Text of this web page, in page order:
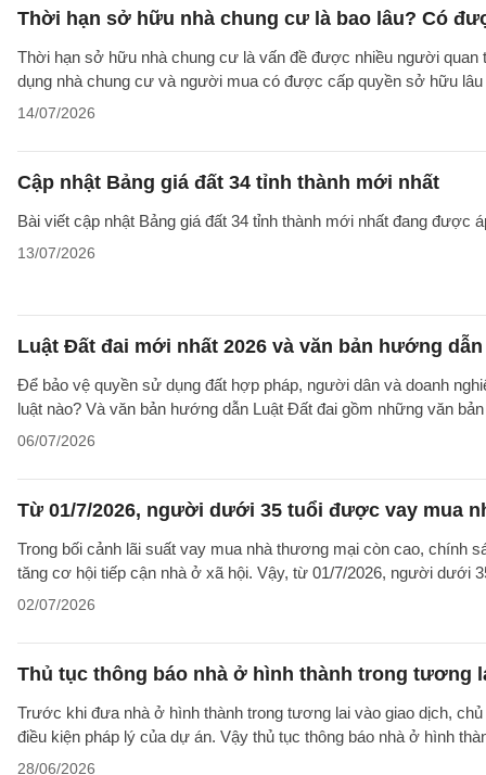
Thời hạn sở hữu nhà chung cư là bao lâu? Có
Thời hạn sở hữu nhà chung cư là vấn đề được nhiều người quan
dụng nhà chung cư và người mua có được cấp quyền sở hữu
14/07/2026
Cập nhật Bảng giá đất 34 tỉnh thành mới nhất
Bài viết cập nhật Bảng giá đất 34 tỉnh thành mới nhất đang được
13/07/2026
Luật Đất đai mới nhất 2026 và văn bản hướng
Để bảo vệ quyền sử dụng đất hợp pháp, người dân và doanh
luật nào? Và văn bản hướng dẫn Luật Đất đai gồm những văn
06/07/2026
Từ 01/7/2026, người dưới 35 tuổi được vay mua
Trong bối cảnh lãi suất vay mua nhà thương mại còn cao, chính
tăng cơ hội tiếp cận nhà ở xã hội. Vậy, từ 01/7/2026, người dưới
02/07/2026
Thủ tục thông báo nhà ở hình thành trong tương
Trước khi đưa nhà ở hình thành trong tương lai vào giao dịch,
điều kiện pháp lý của dự án. Vậy thủ tục thông báo nhà ở hình
28/06/2026